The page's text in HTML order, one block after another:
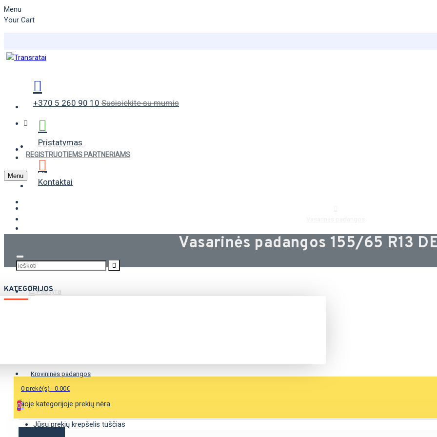
Menu
Your Cart
+370 5 260 90 10 Susisiekite su mumis
Pristatymas
Kontaktai
VASARINĖS PADANGOS
ŽIEMINĖS PADANGOS
Paskyra
0 prekė(s) - 0.00€
0
Jūsų prekių krepšelis tuščias
REGISTRUOTIEMS PARTNERIAMS
Menu
Vasarinės padangos 155/65 R13
KATEGORIJOS
Krovininės padangos
Šioje kategorijoje prekių nėra.